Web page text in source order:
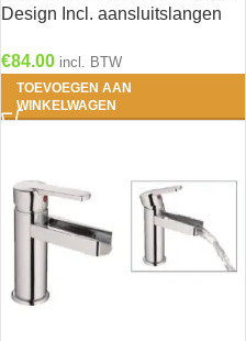
Design Incl. aansluitslangen
€84.00 incl. BTW
TOEVOEGEN AAN
WINKELWAGEN